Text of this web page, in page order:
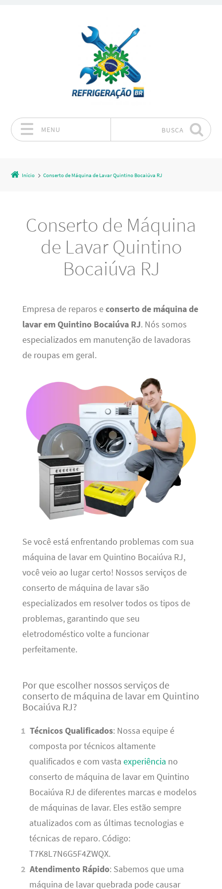
MENU BUSCA
Início Conserto de Máquina de Lavar Quintino Bocaiúva RJ
Conserto de Máquina
de Lavar Quintino
Bocaiúva RJ
Empresa de reparos econserto de máquina de
lavar em Quintino Bocaiúva RJ. Nós somos
especializados em manutenção de lavadoras
de roupas em geral.
Se você está enfrentando problemas com sua
máquina de lavar em Quintino Bocaiúva RJ,
você veio ao lugar certo! Nossos serviços de
conserto de máquina de lavar são
especializados em resolver todos os tipos de
problemas, garantindo que seu
eletrodoméstico volte a funcionar
perfeitamente.
Por que escolher nossos serviços de
conserto de máquina de lavar em Quintino
Bocaiúva RJ?
Técnicos Qualificados: Nossa equipe é
composta por técnicos altamente
qualificados e com vasta experiência no
conserto de máquina de lavar em Quintino
Bocaiúva RJ de diferentes marcas e modelos
de máquinas de lavar. Eles estão sempre
atualizados com as últimas tecnologias e
técnicas de reparo. Código:
T7K8L7N6G5F4ZWQX.
Atendimento Rápido: Sabemos que uma
máquina de lavar quebrada pode causar